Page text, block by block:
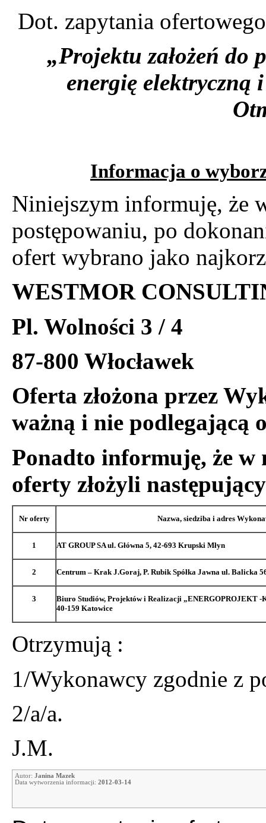
Dot. zapytania
„Projektu założeń do
energię elektryczną
Informacja o
Niniejszym informuję, że
postępowaniu, po
ofert wybrano jako
WESTMOR
Pl. Wolności 3 / 4
87-800 Włocławek
Oferta złożona przez
ważną i nie podlegającą
Ponadto informuję, że w
oferty złożyli
Nr oferty Nazwa, siedziba i adres
1 AT GROUP SA ul. Główna 5, 42-693 Krupski Młyn
2 Centrum – Krak J.Goraj, P. Rubik Spółka Jawna ul. Balicka
3
Biuro Studiów, Projektów i Realizacji „ENERGOPROJEKT -
40-159 Katowice
Otrzymują :
1/Wykonawcy zgodnie z
2/a/a.
J.M.
Autor: Janina Mazek
Data wytworzenia informacji: 2012-03-14